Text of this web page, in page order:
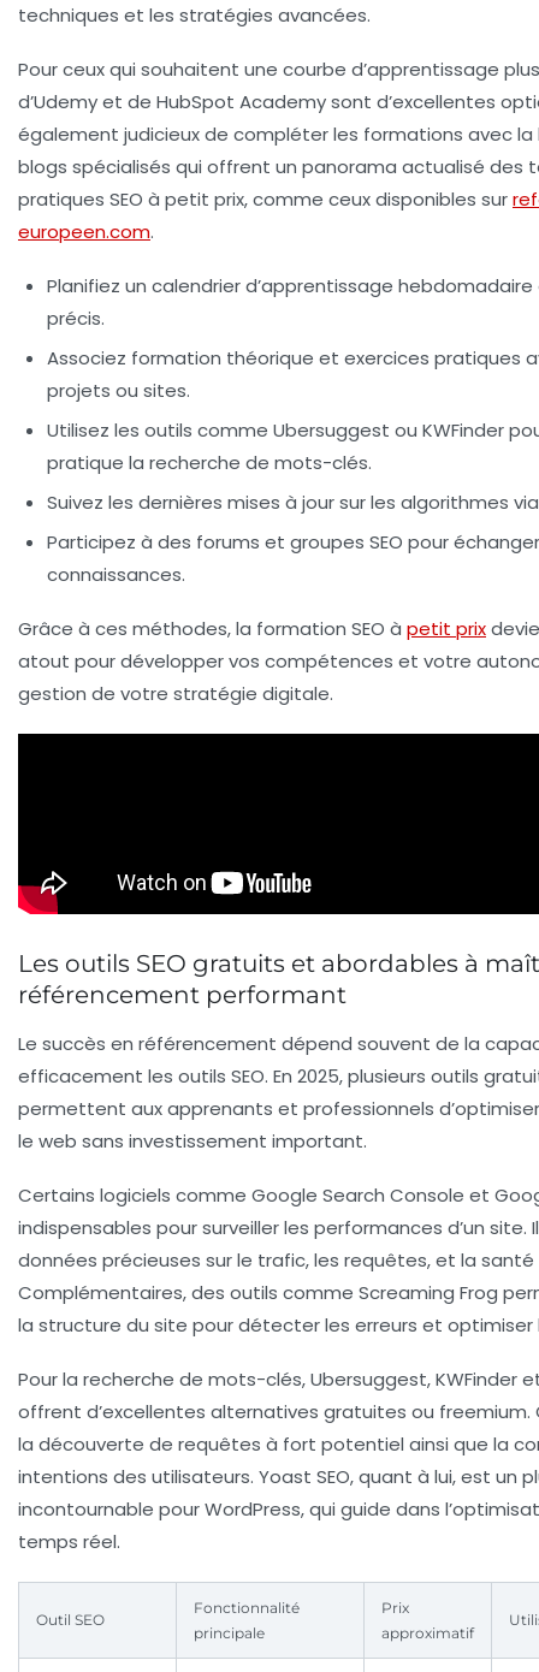
techniques et les stratégies avancées.
Pour ceux qui souhaitent une courbe d’apprentissage
d’Udemyet de HubSpot Academysont d’excellentes
également judicieux de compléter les formations avec
blogs spécialisés qui offrent un panorama actualisé des
pratiques SEO à petit prix, comme ceux disponibles sur
europeen.com.
Planifiez un calendrier d’apprentissage
précis.
Associez formation théorique et exercices pratiques
projets ou sites.
Utilisez les outils comme Ubersuggest ou KWFinder
pratique la recherche de mots-clés.
Suivez les dernières mises à jour sur les algorithmes
Participez à des forums et groupes SEO pour
connaissances.
Grâce à ces méthodes, la formation SEO à petit prix
atout pour développer vos compétences et votre
gestion de votre stratégie digitale.
Les outils SEO gratuits et abordables à
référencement performant
Le succès en référencement dépend souvent de la
efficacement les outils SEO. En 2025, plusieurs outils
permettent aux apprenants et professionnels
le web sans investissement important.
Certains logiciels comme Google Search Console et
indispensables pour surveiller les performances d’un site.
données précieuses sur le trafic, les requêtes, et la
Complémentaires, des outils comme Screaming Frog
la structure du site pour détecter les erreurs et optimiser
Pour la recherche de mots-clés,Ubersuggest,KWFinder
offrent d’excellentes alternatives gratuites ou
la découverte de requêtes à fort potentiel ainsi que la
intentions des utilisateurs. Yoast SEO, quant à lui, est un
incontournable pour WordPress, qui guide dans
temps réel.
Outil SEO
Fonctionnalité
principale
Prix
approximatif